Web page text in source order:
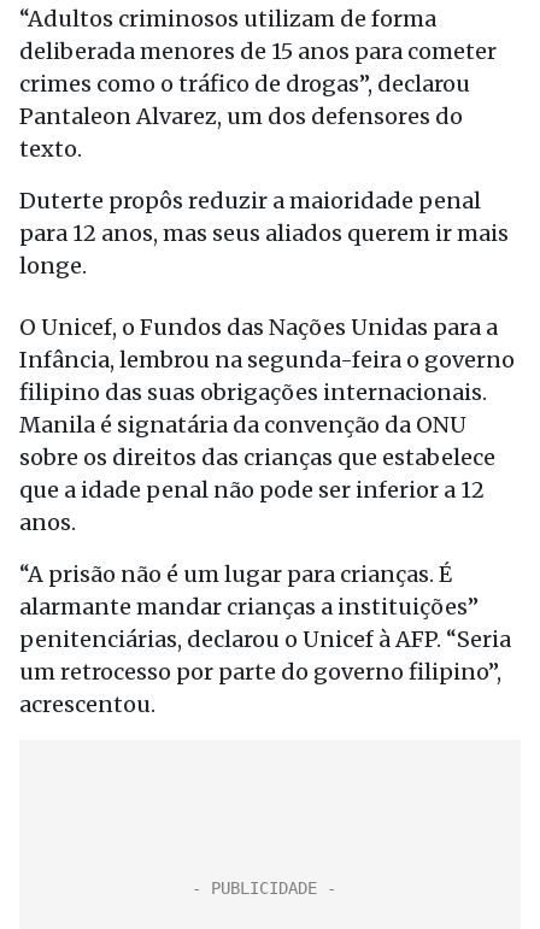
“Adultos criminosos utilizam de forma
deliberada menores de 15 anos para cometer
crimes como o tráfico de drogas”, declarou
Pantaleon Alvarez, um dos defensores do
texto.
Duterte propôs reduzir a maioridade penal
para 12 anos, mas seus aliados querem ir mais
longe.
O Unicef, o Fundos das Nações Unidas para a
Infância, lembrou na segunda-feira o governo
filipino das suas obrigações internacionais.
Manila é signatária da convenção da ONU
sobre os direitos das crianças que estabelece
que a idade penal não pode ser inferior a 12
anos.
“A prisão não é um lugar para crianças. É
alarmante mandar crianças a instituições”
penitenciárias, declarou o Unicef à AFP. “Seria
um retrocesso por parte do governo filipino”,
acrescentou.